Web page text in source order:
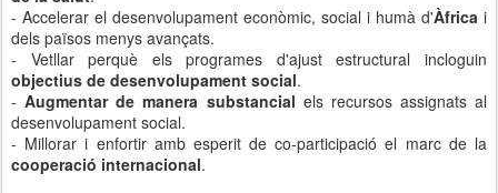
- Accelerar el desenvolupament econòmic, social i humà d'Àfrica i
dels països menys avançats.
- Vetllar perquè els programes d'ajust estructural incloguin
objectius de desenvolupament social.
-Augmentar de manera substancial els recursos assignats al
desenvolupament social.
- Millorar i enfortir amb esperit de co-participació el marc de la
cooperació internacional.